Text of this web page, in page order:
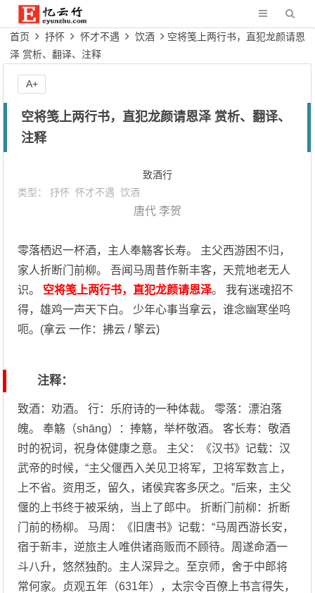
首页 抒怀 怀才不遇 饮酒
空将笺上两行书，直犯龙颜请恩
泽 赏析、翻译、注释
空将笺上两行书，直犯龙颜请恩泽 赏析、翻译、
注释
致酒行
类型：抒怀 怀才不遇 饮酒
唐代 李贺
零落栖迟一杯酒，主人奉觞客长寿。 主父西游困不归，
家人折断门前柳。 吾闻马周昔作新丰客，天荒地老无人
识。 空将笺上两行书，直犯龙颜请恩泽。 我有迷魂招不
得，雄鸡一声天下白。 少年心事当拿云，谁念幽寒坐呜
呃。(拿云 一作：拂云 / 擎云)
注释：
致酒：劝酒。 行：乐府诗的一种体裁。 零落：漂泊落
魄。 奉觞（shāng）：捧觞，举杯敬酒。 客长寿：敬酒
时的祝词，祝身体健康之意。 主父：《汉书》记载：汉
武帝的时候，“主父偃西入关见卫将军，卫将军数言上，
上不省。资用乏，留久，诸侯宾客多厌之。”后来，主父
偃的上书终于被采纳，当上了郎中。 折断门前柳：折断
门前的杨柳。 马周：《旧唐书》记载：“马周西游长安，
宿于新丰，逆旅主人唯供诸商贩而不顾待。周遂命酒一
斗八升，悠然独酌。主人深异之。至京师，舍于中郎将
常何家。贞观五年（631年），太宗令百僚上书言得失，
A+